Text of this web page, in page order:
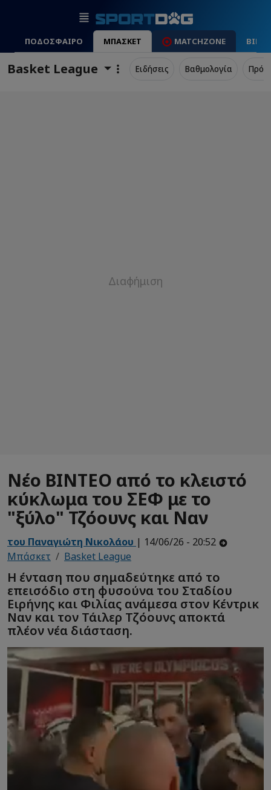
ΠΟΔΟΣΦΑΙΡΟ ΜΠΑΣΚΕΤ MATCHZONE
Basket League Ειδήσεις Βαθμολογία
Νέο ΒΙΝΤΕΟ από το κλειστό
κύκλωμα του ΣΕΦ με το
"ξύλο" Τζόουνς και Ναν
του Παναγιώτη Νικολάου | 14/06/26 - 20:52
Μπάσκετ
Basket League
Η ένταση που σημαδεύτηκε από το
επεισόδιο στη φυσούνα του Σταδίου
Ειρήνης και Φιλίας ανάμεσα στον Κέντρικ
Ναν και τον Τάιλερ Τζόουνς αποκτά
πλέον νέα διάσταση.